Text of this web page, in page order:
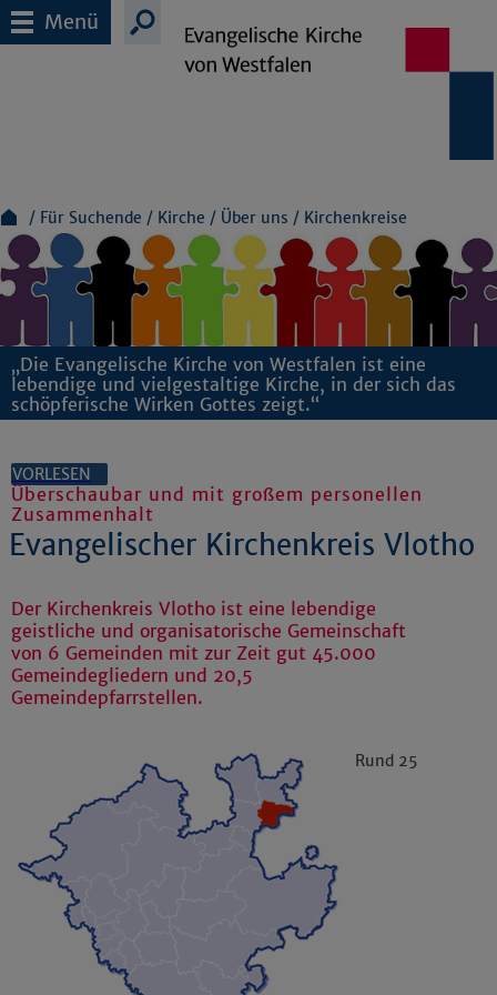
Menü
Für Suchende Kirche Über uns Kirchenkreise
„Die Evangelische Kirche von Westfalen ist eine
lebendige und vielgestaltige Kirche, in der sich das
schöpferische Wirken Gottes zeigt.“
VORLESEN
Überschaubar und mit großem personellen
Zusammenhalt
Evangelischer Kirchenkreis Vlotho
Der Kirchenkreis Vlotho ist eine lebendige
geistliche und organisatorische Gemeinschaft
von 6 Gemeinden mit zur Zeit gut 45.000
Gemeindegliedern und 20,5
Gemeindepfarrstellen.
Rund 25